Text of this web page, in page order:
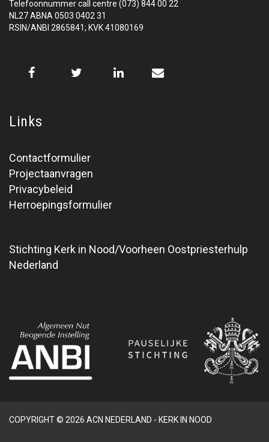
Telefoonnummer call centre (073) 844 00 22
NL27 ABNA 0503 0402 31
RSIN/ANBI 2865841; KVK 41080169
Links
Contactformulier
Projectaanvragen
Privacybeleid
Herroepingsformulier
Stichting Kerk in Nood/Voorheen Oostpriesterhulp
Nederland
COPYRIGHT © 2026 ACN NEDERLAND - KERK IN NOOD